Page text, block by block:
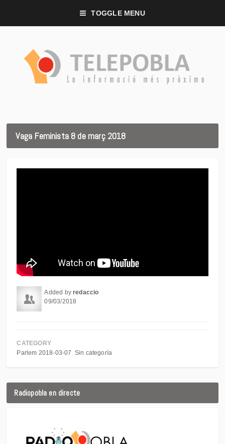
TOGGLE MENU
Vaga Feminista 8 de març 2018
Added byredaccio
09/03/2018
CATEGORY
Parlem 2018-03-07 Sin categoría
Radiopobla en directe